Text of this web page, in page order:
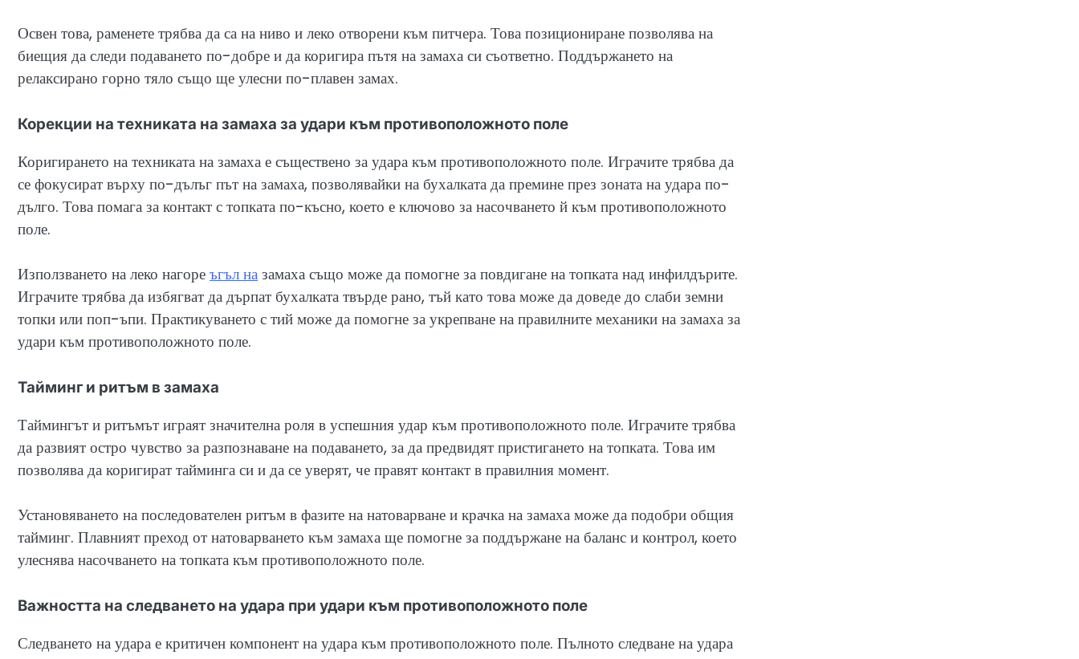
Освен това, раменете трябва да са на ниво и леко отворени към питчера. Това позициониране позволява на
биещия да следи подаването по-добре и да коригира пътя на замаха си съответно. Поддържането на
релаксирано горно тяло също ще улесни по-плавен замах.
Корекции на техниката на замаха за удари към противоположното поле
Коригирането на техниката на замаха е съществено за удара към противоположното поле. Играчите трябва да
се фокусират върху по-дълъг път на замаха, позволявайки на бухалката да премине през зоната на удара по-
дълго. Това помага за контакт с топката по-късно, което е ключово за насочването й към противоположното
поле.
Използването на леко нагореъгъл назамаха също може да помогне за повдигане на топката над инфилдърите.
Играчите трябва да избягват да дърпат бухалката твърде рано, тъй като това може да доведе до слаби земни
топки или поп-ъпи. Практикуването с тий може да помогне за укрепване на правилните механики на замаха за
удари към противоположното поле.
Тайминг и ритъм в замаха
Таймингът и ритъмът играят значителна роля в успешния удар към противоположното поле. Играчите трябва
да развият остро чувство за разпознаване на подаването, за да предвидят пристигането на топката. Това им
позволява да коригират тайминга си и да се уверят, че правят контакт в правилния момент.
Установяването на последователен ритъм в фазите на натоварване и крачка на замаха може да подобри общия
тайминг. Плавният преход от натоварването към замаха ще помогне за поддържане на баланс и контрол, което
улеснява насочването на топката към противоположното поле.
Важността на следването на удара при удари към противоположното поле
Следването на удара е критичен компонент на удара към противоположното поле. Пълното следване на удара